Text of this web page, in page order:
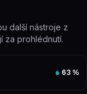
další nástroje z
za prohlédnutí.
63 %